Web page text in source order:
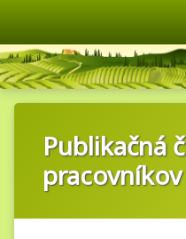
Kontakty
Referencie
Činnosť
Služby
Prejsť
na
obsah
Publikačná
pracovníkov